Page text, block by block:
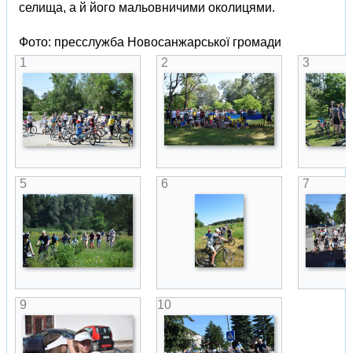
селища, а й його мальовничими околицями.
Фото: пресслужба Новосанжарської громади
1
2 3
5 6 7
9 10